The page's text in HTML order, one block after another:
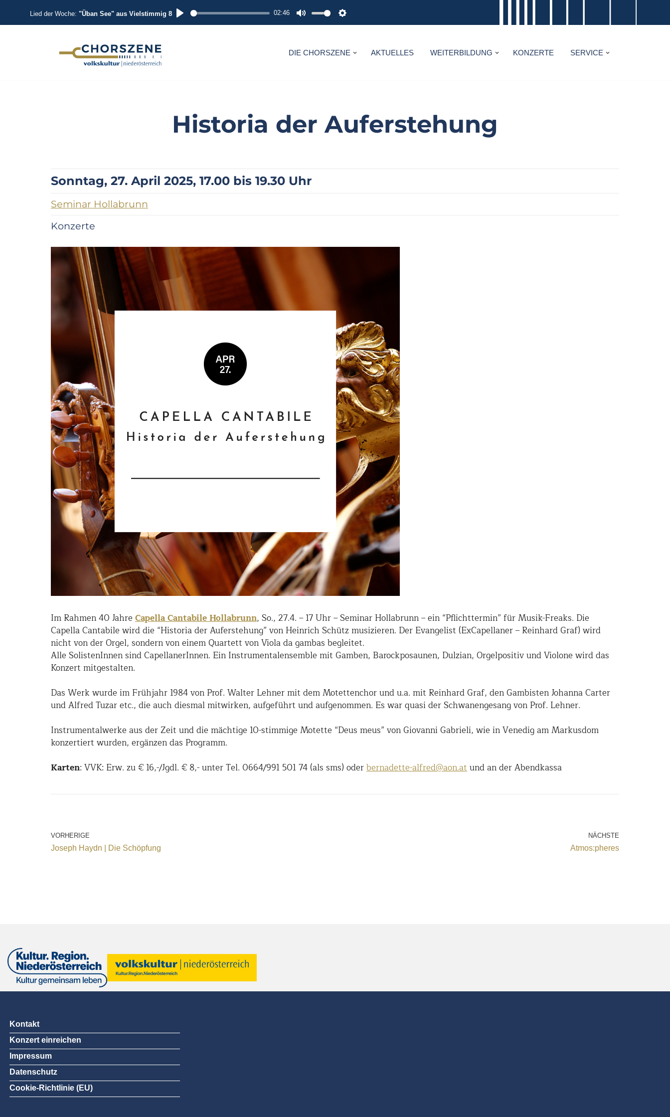
Lied der Woche: "Üban See" aus Vielstimmig 8
P
02:46
M
T
S
T
S
DIE CHORSZENE AKTUELLES WEITERBILDUNG KONZERTE SERVICE
Historia der Auferstehung
Sonntag, 27. April 2025, 17.00 bis 19.30 Uhr
Seminar Hollabrunn
Konzerte
Im Rahmen 40 Jahre Capella Cantabile Hollabrunn, So., 27.4. – 17 Uhr – Seminar Hollabrunn – ein “Pflichttermin” für Musik-Freaks. Die
Capella Cantabile wird die “Historia der Auferstehung” von Heinrich Schütz musizieren. Der Evangelist (ExCapellaner – Reinhard Graf) wird
nicht von der Orgel, sondern von einem Quartett von Viola da gambas begleitet.
Alle SolistenInnen sind CapellanerInnen. Ein Instrumentalensemble mit Gamben, Barockposaunen, Dulzian, Orgelpositiv und Violone wird das
Konzert mitgestalten.
Das Werk wurde im Frühjahr 1984 von Prof. Walter Lehner mit dem Motettenchor und u.a. mit Reinhard Graf, den Gambisten Johanna Carter
und Alfred Tuzar etc., die auch diesmal mitwirken, aufgeführt und aufgenommen. Es war quasi der Schwanengesang von Prof. Lehner.
Instrumentalwerke aus der Zeit und die mächtige 10-stimmige Motette “Deus meus” von Giovanni Gabrieli, wie in Venedig am Markusdom
konzertiert wurden, ergänzen das Programm.
Karten: VVK: Erw. zu € 16,-/Jgdl. € 8,- unter Tel. 0664/991 501 74 (als sms) oderbernadette-alfred@aon.atund an der Abendkassa
VORHERIGE
Joseph Haydn | Die Schöpfung
NÄCHSTE
Atmos:pheres
Kontakt
Konzert einreichen
Impressum
Datenschutz
Cookie-Richtlinie (EU)